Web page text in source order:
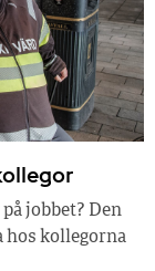
jobbet? Den
hos kollegorna